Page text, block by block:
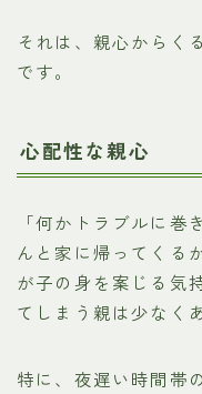
それは、親心からく
です。
心配性な親心
「何かトラブルに巻
んと家に帰ってくる
が子の身を案じる気
てしまう親は少なく
特に、夜遅い時間帯